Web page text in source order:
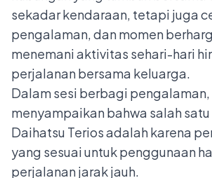
sekadar kendaraan, tetapi juga
pengalaman, dan momen
menemani aktivitas sehari-hari
perjalanan bersama keluarga.
Dalam sesi berbagi
menyampaikan bahwa salah
Daihatsu Terios adalah karena
yang sesuai untuk penggunaan
perjalanan jarak jauh.